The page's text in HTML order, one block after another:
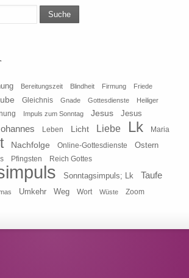
Suche
Bereitungszeit Blindheit Firmung
Friede
Gleichnis Gnade Gottesdienste
Heiliger
Impuls zum Sonntag Jesus
Jesus
Leben Licht Liebe Lk Maria
Nachfolge Online-Gottesdienste Ostern
Pfingsten Reich Gottes
Sonntagsimpuls; Lk Taufe
Umkehr Weg Wort Wüste Zoom